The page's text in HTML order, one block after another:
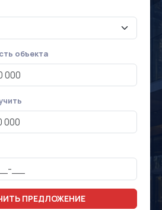
объекта
ПРЕДЛОЖЕНИЕ